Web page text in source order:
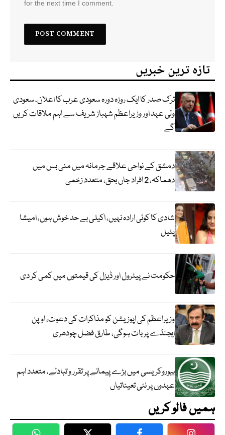
for the next time I comment.
تازہ ترین خبریں
ترک صدر کا ایک روزہ دورہ سعودی عرب کا اعلان، سعودی
ولی عہد اور وزیراعظم شہباز شریف سے اہم ملاقات کریں
گے
دمشق کے نواحی علاقے جرمانہ میں منی بس میں
دھماکہ، 2 افراد جاں بحق، متعدد زخمی
شادی کا کوئی ارادہ نہیں، اکیلی بے حد خوش ہوں، امیشا
پٹیل
حکومت نے پیٹرول اور ڈیزل کی قیمتوں میں کمی کر دی
وزیراعظم کی اپوزیشن کو مذاکرات کی دعوت، اوپن
ایجنڈے پر بات ہوگی، طارق فضل چودھری
بیوروکریسی میں بڑے پیمانے پر تقرر و تبادلے، متعدد اہم
عہدوں پر نئی تعیناتیاں
ہمیں فالو کریں